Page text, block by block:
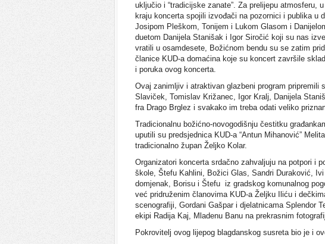
uključio i “tradicijske zanate”. Za prelijepu atmosferu,
kraju koncerta spojili izvođači na pozornici i publika u
Josipom Pleškom, Tonijem i Lukom Glasom i
duetom Danijela Stanišak i Igor Siročić koji su nas
vratili u osamdesete, Božićnom bendu su se zatim
članice KUD-a domaćina koje su koncert završile
i poruka ovog koncerta.
Ovaj zanimljiv i atraktivan glazbeni program
Slaviček, Tomislav Križanec, Igor Kralj, Danijela
fra Drago Brglez i svakako im treba odati veliko
Tradicionalnu božićno-novogodišnju čestitku
uputili su predsjednica KUD-a “Antun Mihanović”
tradicionalno župan Željko Kolar.
Organizatori koncerta srdačno zahvaljuju na potpori i
škole, Štefu Kahlini, Božici Glas, Sandri Duraković,
domjenak, Borisu i Štefu iz gradskog komunalnog
već pridruženim članovima KUD-a Željku Iliću i
scenografiji, Gordani Gašpar i djelatnicama Splendor
ekipi Radija Kaj, Mladenu Banu na prekrasnim
Pokrovitelj ovog lijepog blagdanskog susreta bio je i